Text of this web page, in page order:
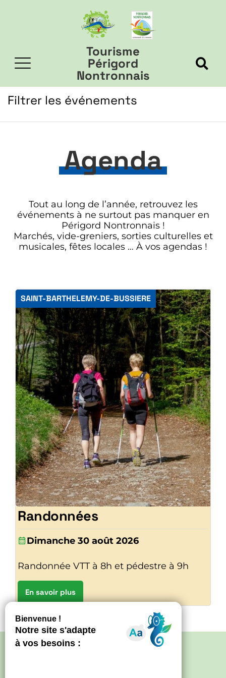
Tourisme
Périgord
Nontronnais
Filtrer les événements
Agenda
Tout au long de l’année, retrouvez les
événements à ne surtout pas manquer en
Périgord Nontronnais !
Marchés, vide-greniers, sorties culturelles et
musicales, fêtes locales … À vos agendas !
SAINT-BARTHELEMY-DE-BUSSIERE
Randonnées
Dimanche 30 août 2026
Randonnée VTT à 8h et pédestre à 9h
En savoir plus
Politique de confidentialité
Mentions